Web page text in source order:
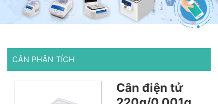
CÂN PHÂN TÍCH
Cân điện tử